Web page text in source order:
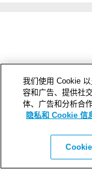
GH BG 4+4x3
我们使用 Cookie
容和广告、提供社
体、广告和分析合
隐私和 Cookie 信